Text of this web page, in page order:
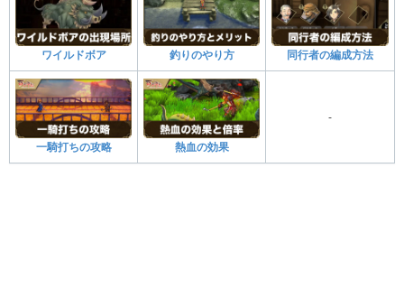
ワイルドボア 釣りのやり方 同行者の編成方法
一騎打ちの攻略 熱血の効果
-